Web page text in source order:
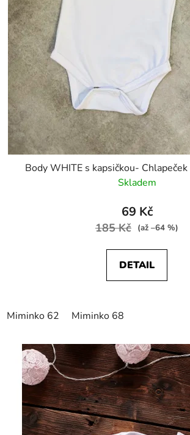
Body WHITE s kapsičkou-
Skladem
69 Kč
185 Kč (až –64 %)
DETAIL
Miminko 62 Miminko 68